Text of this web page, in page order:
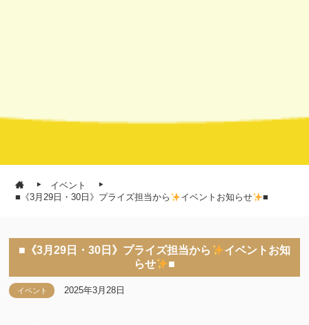
イベント
■《3月29日・30日》プライズ担当から
イベントお知らせ ■
■《3月29日・30日》プライズ担当から
イベントお知
らせ
■
イベント 2025年3月28日